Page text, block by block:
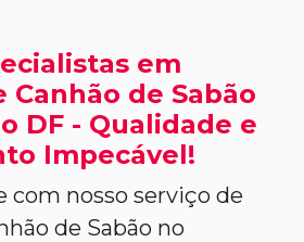
em
Canhão de Sabão
DF - Qualidade e
Impecável!
com nosso serviço de
de Sabão no